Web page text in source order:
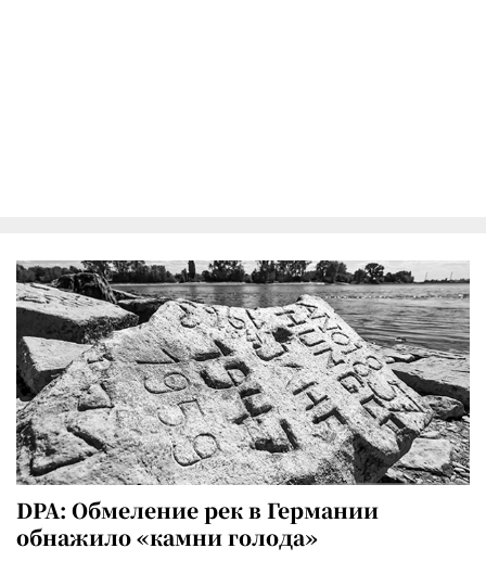
DPA: Обмеление рек в Германии
обнажило «камни голода»